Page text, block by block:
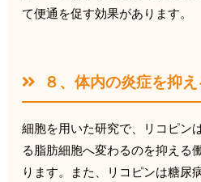
て便通 を促す効果があります。
８、体内の炎症を抑
細胞を用いた研究で、
リコピン
る脂肪細胞へ変わるのを抑える
ります。また、
リコピンは糖尿